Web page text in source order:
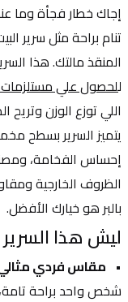
تنام براحة مثل سرير
للحصول علي مستلزمات
اللي توزع الوزن وتريح
إحساس الفخامة،
بالبر هو خيارك الأفضل.
ليش هذا
مقاس فردي